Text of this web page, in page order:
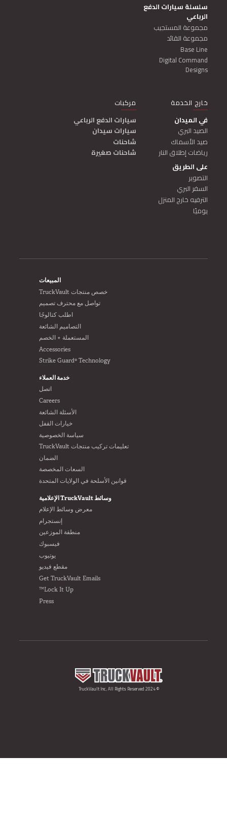
سلسلة سيارات الدفع
الرباعي
مجموعة المستجيب
مجموعة القائد
Base Line
Digital Command
Designs
خارج الخدمة
في الميدان
الصيد البري
صيد الأسماك
رياضات إطلاق النار
على الطريق
التصوير
السفر البري
الترفيه خارج المنزل
يوميًا
مركبات
سيارات الدفع الرباعي
سيارات سيدان
شاحنات
شاحنات صغيرة
المبيعات
خصص منتجات TruckVault
تواصل مع محترف تصميم
اطلب كتالوجًا
التصاميم الشائعة
المستعملة + الخصم
Accessories
Strike Guard® Technology
خدمة العملاء
اتصل
Careers
الأسئلة الشائعة
خيارات القفل
سياسة الخصوصية
تعليمات تركيب منتجات TruckVault
الضمان
السعات المخصصة
قوانين الأسلحة في الولايات المتحدة
وسائط TruckVault الإعلامية
معرض وسائط الإعلام
إنستجرام
منطقة الموزعين
فيسبوك
يوتيوب
مقطع فيديو
Get TruckVault Emails
Lock It Up™
Press